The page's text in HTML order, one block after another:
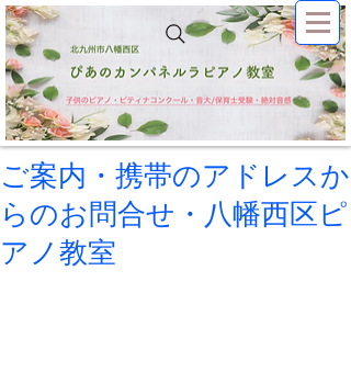
ご案内・携帯のアドレスか
らのお問合せ・八幡西区ピ
アノ教室